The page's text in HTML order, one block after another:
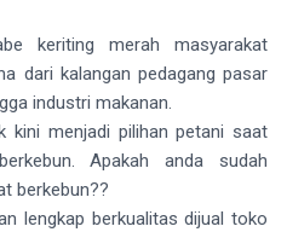
keriting merah masyarakat
dari kalangan pedagang pasar
industri makanan.
kini menjadi pilihan petani saat
Apakah anda sudah
berkebun??
lengkap berkualitas dijual toko